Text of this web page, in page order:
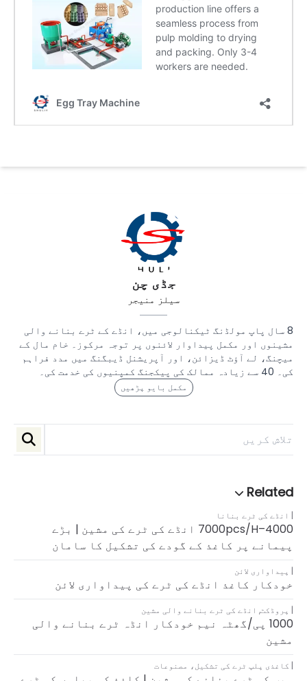
جڈی چن
سیلز منیجر
8 سال پاپ مولڈنگ ٹیکنالوجی میں، انڈے کے ٹرے بنانے والی
مشینوں اور مکمل پیداوار لائنوں پر توجہ مرکوز۔ خام مال کے
میچنگ، لے آؤٹ ڈیزائن، اور آپریشنل ڈیبگنگ میں مدد فراہم
کی۔ 40 سے زیادہ ممالک کی پیکجنگ کمپنیوں کی خدمت کی۔
مکمل بایو پڑھیں
انڈے کی ٹرے بنانا
4000–7000pcs/h انڈے کی ٹرے کی مشین | بڑے
پیمانے پر کاغذ کے گودے کی تشکیل کا سامان
پیداواری لائن
خودکار کاغذ انڈے کی ٹرے کی پیداواری لائن
پروڈکٹ, انڈے کی ٹرے بنانے والی مشین
1000 پی/گھٹہ نیم خودکار انڈہ ٹرے بنانے والی
مشین
کاغذی پلپ ٹرے کی تشکیل، مصنوعات